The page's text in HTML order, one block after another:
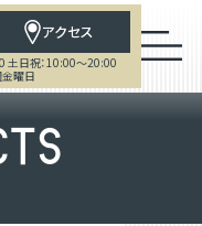
アクセス
土日祝：10:00～20:00
金曜日
TS